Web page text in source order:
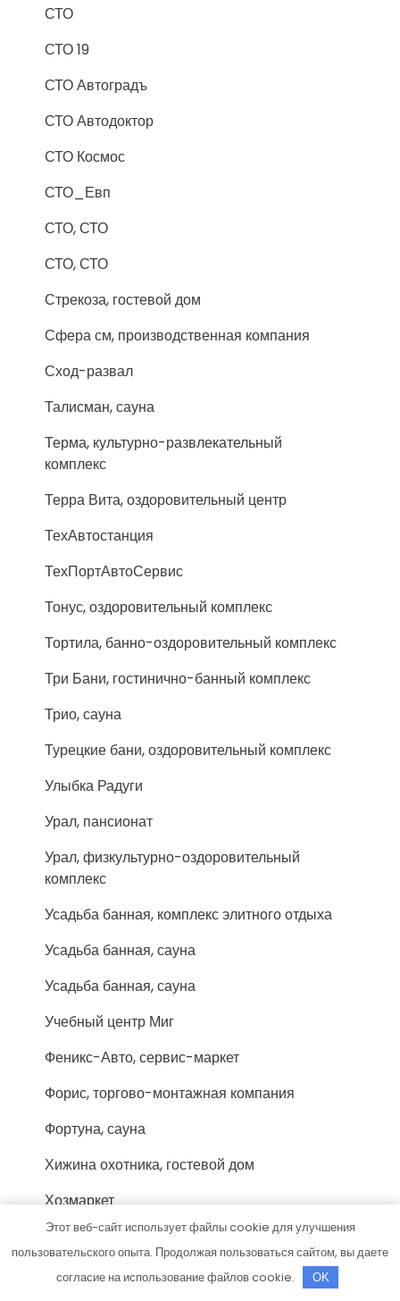
СТО
СТО 19
СТО Автоградъ
СТО Автодоктор
СТО Космос
СТО_Евп
СТО, СТО
СТО, СТО
Стрекоза, гостевой дом
Сфера см, производственная компания
Сход-развал
Талисман, сауна
Терма, культурно-развлекательный
комплекс
Терра Вита, оздоровительный центр
ТехАвтостанция
ТехПортАвтоСервис
Тонус, оздоровительный комплекс
Тортила, банно-оздоровительный комплекс
Три Бани, гостинично-банный комплекс
Трио, сауна
Турецкие бани, оздоровительный комплекс
Улыбка Радуги
Урал, пансионат
Урал, физкультурно-оздоровительный
комплекс
Усадьба банная, комплекс элитного отдыха
Усадьба банная, сауна
Усадьба банная, сауна
Учебный центр Миг
Феникс-Авто, сервис-маркет
Форис, торгово-монтажная компания
Фортуна, сауна
Хижина охотника, гостевой дом
Хозмаркет
Хоттабыч, сауна
Цезарь, сауна
Этот веб-сайт использует файлы cookie для улучшения
пользовательского опыта. Продолжая пользоваться сайтом, вы даете
согласие на использование файлов cookie.
OK